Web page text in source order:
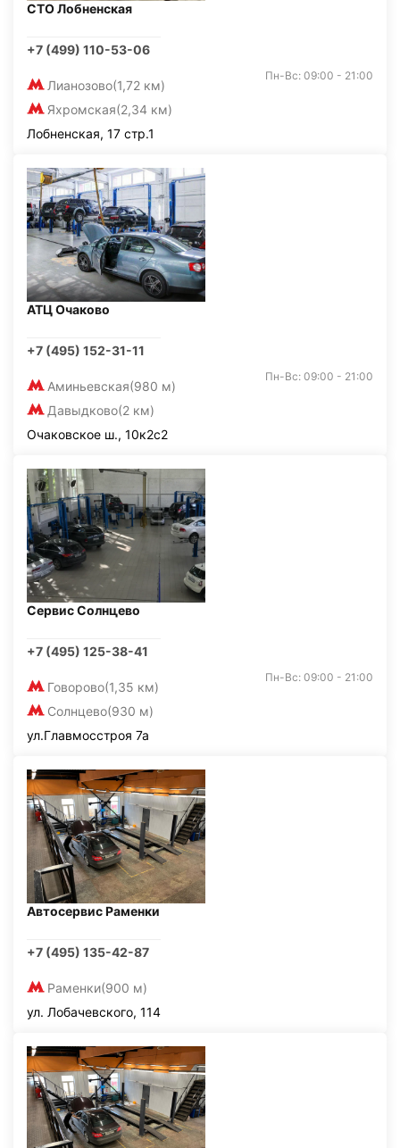
СТО Лобненская
+7 (499) 110-53-06
Лианозово(1,72 км)
Яхромская(2,34 км)
Пн-Вс: 09:00 - 21:00
Лобненская, 17 стр.1
АТЦ Очаково
+7 (495) 152-31-11
Аминьевская(980 м)
Давыдково(2 км)
Пн-Вс: 09:00 - 21:00
Очаковское ш., 10к2с2
Сервис Солнцево
+7 (495) 125-38-41
Говорово(1,35 км)
Солнцево(930 м)
Пн-Вс: 09:00 - 21:00
ул.Главмосстроя 7а
Автосервис Раменки
+7 (495) 135-42-87
Раменки(900 м)
ул. Лобачевского, 114